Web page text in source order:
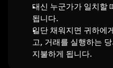
대신 누군가가 일치할
됩니다.
일단 채워지면 귀하에
고, 거래를 실행하는
지불하게 됩니다.